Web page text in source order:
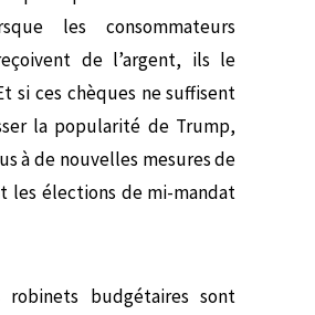
les consommateurs
de l’argent, ils le
si ces chèques ne suffisent
la popularité de Trump,
à de nouvelles mesures de
les élections de mi-mandat
robinets budgétaires sont